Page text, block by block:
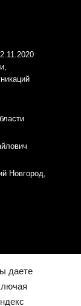
Новгород,
файлов
даете